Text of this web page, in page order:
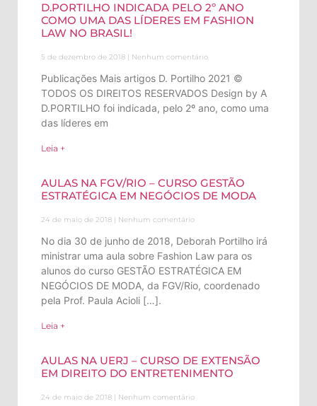
D.PORTILHO INDICADA PELO 2º ANO
COMO UMA DAS LÍDERES EM FASHION
LAW NO BRASIL!
5 de dezembro de 2018 Nenhum comentário
Publicações Mais artigos D. Portilho 2021 ©
TODOS OS DIREITOS RESERVADOS Design by A
D.PORTILHO foi indicada, pelo 2º ano, como uma
das líderes em
Leia +
AULAS NA FGV/RIO – CURSO GESTÃO
ESTRATÉGICA EM NEGÓCIOS DE MODA
24 de maio de 2018 Nenhum comentário
No dia 30 de junho de 2018, Deborah Portilho irá
ministrar uma aula sobre Fashion Law para os
alunos do curso GESTÃO ESTRATÉGICA EM
NEGÓCIOS DE MODA, da FGV/Rio, coordenado
pela Prof. Paula Acioli […].
Leia +
AULAS NA UERJ – CURSO DE EXTENSÃO
EM DIREITO DO ENTRETENIMENTO
24 de maio de 2018 Nenhum comentário